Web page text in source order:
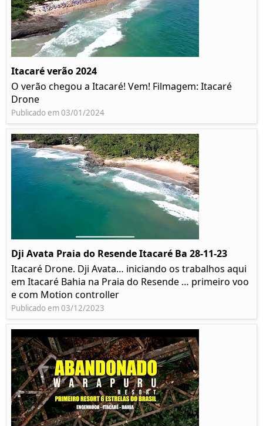
Itacaré verão 2024
O verão chegou a Itacaré! Vem! Filmagem: Itacaré
Drone
Publicado em 03/01/2024
Dji Avata Praia do Resende Itacaré Ba 28-11-23
Itacaré Drone. Dji Avata… iniciando os trabalhos aqui
em Itacaré Bahia na Praia do Resende … primeiro voo
e com Motion controller
Publicado em 03/12/2023